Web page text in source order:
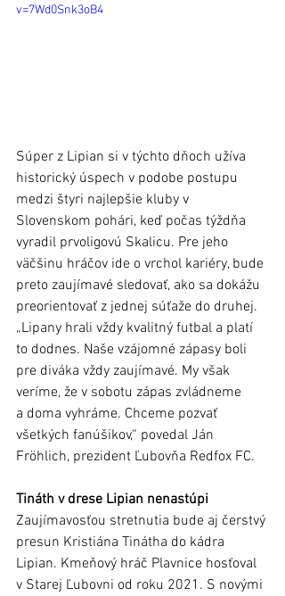
v=7Wd0Snk3oB4
Súper z Lipian si v týchto dňoch užíva
historický úspech v podobe postupu
medzi štyri najlepšie kluby v
Slovenskom pohári, keď počas týždňa
vyradil prvoligovú Skalicu. Pre jeho
väčšinu hráčov ide o vrchol kariéry, bude
preto zaujímavé sledovať, ako sa dokážu
preorientovať z jednej súťaže do druhej.
„Lipany hrali vždy kvalitný futbal a platí
to dodnes. Naše vzájomné zápasy boli
pre diváka vždy zaujímavé. My však
veríme, že v sobotu zápas zvládneme
a doma vyhráme. Chceme pozvať
všetkých fanúšikov,“ povedal Ján
Fröhlich, prezident Ľubovňa Redfox FC.
Tináth v drese Lipian nenastúpi
Zaujímavosťou stretnutia bude aj čerstvý
presun Kristiána Tinátha do kádra
Lipian. Kmeňový hráč Plavnice hosťoval
v Starej Ľubovni od roku 2021. S novými